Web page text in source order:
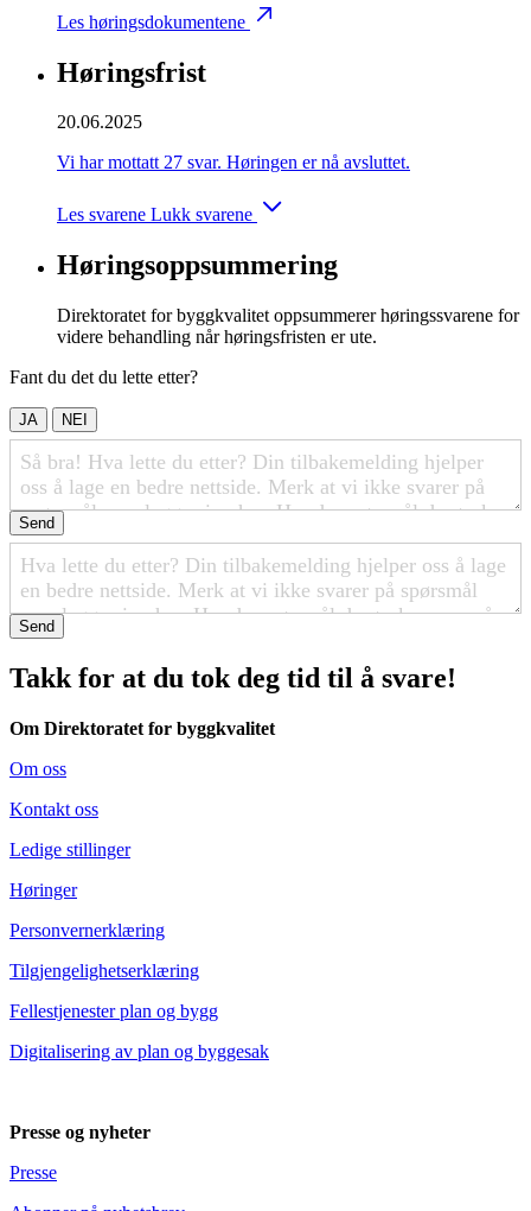
Les høringsdokumentene
Høringsfrist
20.06.2025
Vi har mottatt 27 svar. Høringen er nå avsluttet.
Les svarene Lukk svarene
Høringsoppsummering
Direktoratet for byggkvalitet oppsummerer høringssvarene for
videre behandling når høringsfristen er ute.
Fant du det du lette etter?
JA NEI
Send
Send
Takk for at du tok deg tid til å svare!
Om Direktoratet for byggkvalitet
Om oss
Kontakt oss
Ledige stillinger
Høringer
Personvernerklæring
Tilgjengelighetserklæring
Fellestjenester plan og bygg
Digitalisering av plan og byggesak
Presse og nyheter
Presse